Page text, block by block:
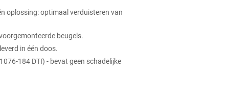
oplossing: optimaal verduisteren van
beugels.
in één doos.
184 DTI) - bevat geen schadelijke